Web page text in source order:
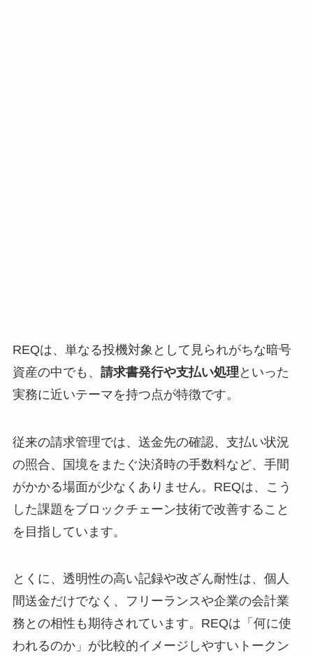
REQは、単なる投機対象として見られがちな暗号
資産の中でも、 請求書発行や支払い処理 といった
実務に近いテーマを持つ点が特徴です。
従来の請求管理では、送金先の確認、支払い状況
の照合、国境をまたぐ決済時の手数料など、手間
がかかる場面が少なくありません。REQは、こう
した課題をブロックチェーン技術で改善すること
を目指しています。
とくに、透明性の高い記録や改ざん耐性は、個人
間送金だけでなく、フリーランスや企業の会計業
務との相性も期待されています。REQは「何に使
われるのか」が比較的イメージしやすいトークン